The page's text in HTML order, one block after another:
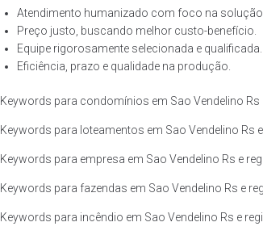
Atendimento humanizado com foco na solução.
Preço justo, buscando melhor custo-benefício.
Equipe rigorosamente selecionada e qualificada.
Eficiência, prazo e qualidade na produção.
Keywords para condomínios em Sao Vendelino Rs
Keywords para loteamentos em Sao Vendelino Rs
Keywords para empresa em Sao Vendelino Rs e
Keywords para fazendas em Sao Vendelino Rs e
Keywords para incêndio em Sao Vendelino Rs e